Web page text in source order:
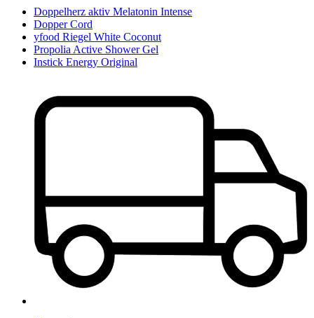
Doppelherz aktiv Melatonin Intense
Dopper Cord
yfood Riegel White Coconut
Propolia Active Shower Gel
Instick Energy Original